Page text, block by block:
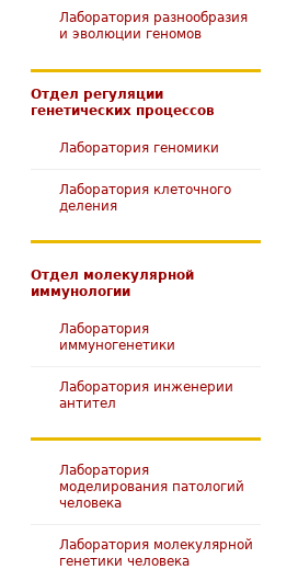
Лаборатория разнообразия
и эволюции геномов
Отдел регуляции
генетических процессов
Лаборатория геномики
Лаборатория клеточного
деления
Отдел молекулярной
иммунологии
Лаборатория
иммуногенетики
Лаборатория инженерии
антител
Лаборатория
моделирования патологий
человека
Лаборатория молекулярной
генетики человека